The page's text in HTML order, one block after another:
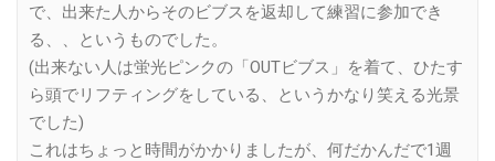
で、出来た人からそのビブスを返却して練習に参加でき
る、、というものでした。
(出来ない人は蛍光ピンクの「OUTビブス」を着て、ひたす
ら頭でリフティングをしている、というかなり笑える光景
でした)
これはちょっと時間がかかりましたが、何だかんだで1週